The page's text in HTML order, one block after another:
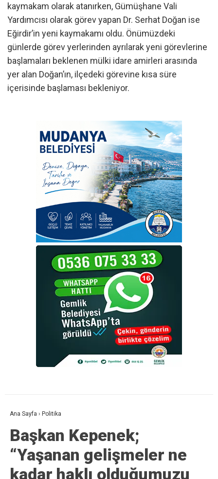
kaymakam olarak atanırken, Gümüşhane Vali
Yardımcısı olarak görev yapan Dr. Serhat Doğan ise
Eğirdir’in yeni kaymakamı oldu. Önümüzdeki
günlerde görev yerlerinden ayrılarak yeni görevlerine
başlamaları beklenen mülki idare amirleri arasında
yer alan Doğan’ın, ilçedeki görevine kısa süre
içerisinde başlaması bekleniyor.
Ana Sayfa › Politika
Başkan Kepenek;
“Yaşanan gelişmeler ne
kadar haklı olduğumuzu